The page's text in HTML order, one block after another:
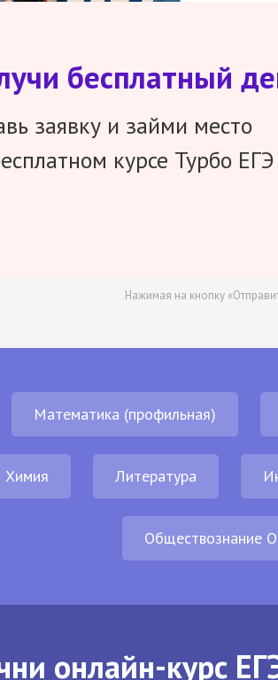
бесплатный
заявку и займи место
курсе Турбо ЕГЭ
Нажимая на кнопку
Математика (профильная)
Химия Литература
Обществознание
онлайн-курс